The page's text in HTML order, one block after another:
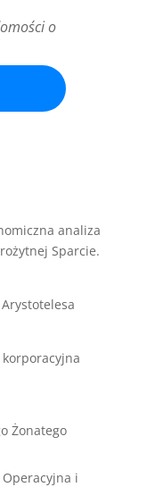
o
analiza
Sparcie.
Żonatego
i